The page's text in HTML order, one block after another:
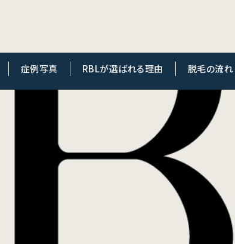
症例写真 RBLが選ばれる理由 脱毛の流れ